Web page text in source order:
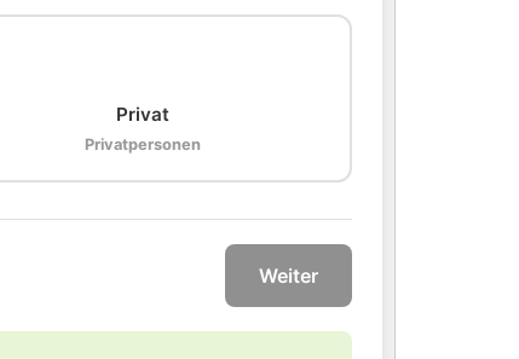
Privat
Privatpersonen
Weiter